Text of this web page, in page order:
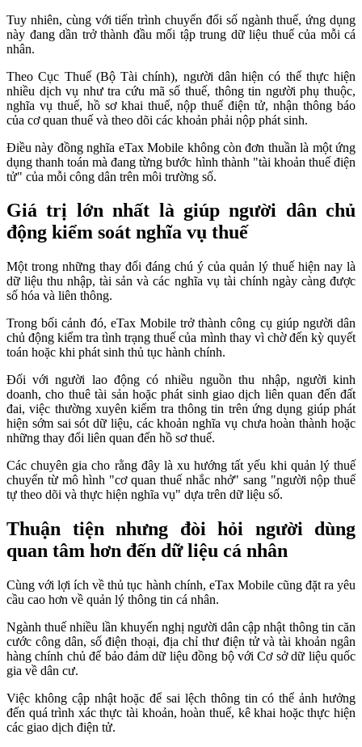
Tuy nhiên, cùng với tiến trình chuyển đổi số ngành thuế, ứng dụng
này đang dần trở thành đầu mối tập trung dữ liệu thuế của mỗi cá
nhân.
Theo Cục Thuế (Bộ Tài chính), người dân hiện có thể thực hiện
nhiều dịch vụ như tra cứu mã số thuế, thông tin người phụ thuộc,
nghĩa vụ thuế, hồ sơ khai thuế, nộp thuế điện tử, nhận thông báo
của cơ quan thuế và theo dõi các khoản phải nộp phát sinh.
Điều này đồng nghĩa eTax Mobile không còn đơn thuần là một ứng
dụng thanh toán mà đang từng bước hình thành "tài khoản thuế điện
tử" của mỗi công dân trên môi trường số.
Giá trị lớn nhất là giúp người dân chủ
động kiểm soát nghĩa vụ thuế
Một trong những thay đổi đáng chú ý của quản lý thuế hiện nay là
dữ liệu thu nhập, tài sản và các nghĩa vụ tài chính ngày càng được
số hóa và liên thông.
Trong bối cảnh đó, eTax Mobile trở thành công cụ giúp người dân
chủ động kiểm tra tình trạng thuế của mình thay vì chờ đến kỳ quyết
toán hoặc khi phát sinh thủ tục hành chính.
Đối với người lao động có nhiều nguồn thu nhập, người kinh
doanh, cho thuê tài sản hoặc phát sinh giao dịch liên quan đến đất
đai, việc thường xuyên kiểm tra thông tin trên ứng dụng giúp phát
hiện sớm sai sót dữ liệu, các khoản nghĩa vụ chưa hoàn thành hoặc
những thay đổi liên quan đến hồ sơ thuế.
Các chuyên gia cho rằng đây là xu hướng tất yếu khi quản lý thuế
chuyển từ mô hình "cơ quan thuế nhắc nhở" sang "người nộp thuế
tự theo dõi và thực hiện nghĩa vụ" dựa trên dữ liệu số.
Thuận tiện nhưng đòi hỏi người dùng
quan tâm hơn đến dữ liệu cá nhân
Cùng với lợi ích về thủ tục hành chính, eTax Mobile cũng đặt ra yêu
cầu cao hơn về quản lý thông tin cá nhân.
Ngành thuế nhiều lần khuyến nghị người dân cập nhật thông tin căn
cước công dân, số điện thoại, địa chỉ thư điện tử và tài khoản ngân
hàng chính chủ để bảo đảm dữ liệu đồng bộ với Cơ sở dữ liệu quốc
gia về dân cư.
Việc không cập nhật hoặc để sai lệch thông tin có thể ảnh hưởng
đến quá trình xác thực tài khoản, hoàn thuế, kê khai hoặc thực hiện
các giao dịch điện tử.